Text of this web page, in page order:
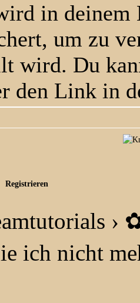
in deinem
um zu
wird. Du
den Link in
Registrieren
›
ich nicht